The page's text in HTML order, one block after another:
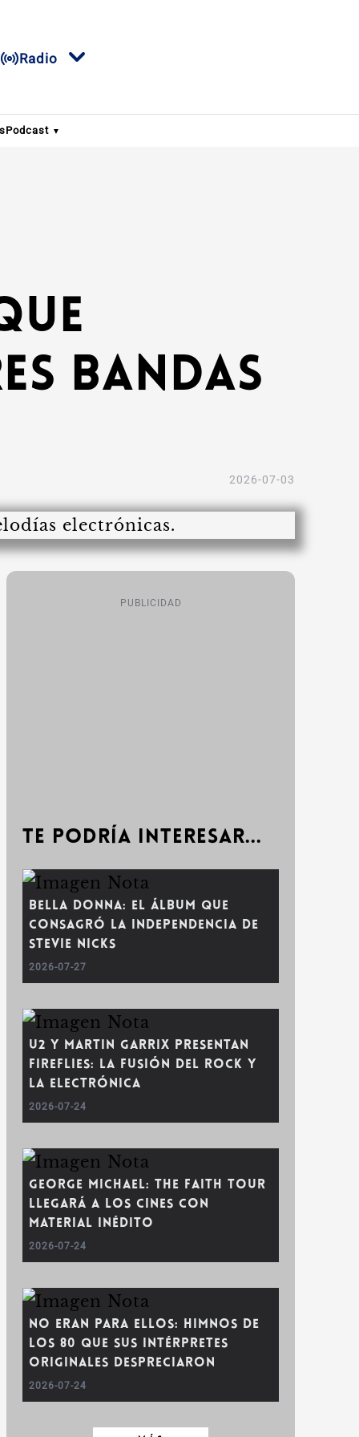
Radio
Podcast
bandas
2026-07-03
PUBLICIDAD
Te podría interesar...
Bella Donna: El álbum que
consagró la independencia de
Stevie Nicks
2026-07-27
U2 y Martin Garrix presentan
Fireflies: La fusión del rock y
la electrónica
2026-07-24
George Michael: The Faith Tour
llegará a los cines con
material inédito
2026-07-24
No eran para ellos: Himnos de
los 80 que sus intérpretes
originales despreciaron
2026-07-24